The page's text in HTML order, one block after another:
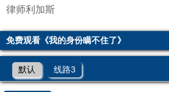
律师利加斯
免费观看《我的身份瞒不住了》
默认 线路3